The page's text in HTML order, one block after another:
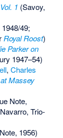
1 (Savoy,
49;
Royal Roost)
Parker on
1947–54)
, Charles
Massey
Note,
Trio-
1956)